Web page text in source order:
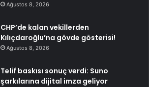
Ağustos 8, 2026
CHP’de kalan vekillerden
Kılıçdaroğlu’na gövde gösterisi!
Ağustos 8, 2026
Telif baskısı sonuç verdi: Suno
şarkılarına dijital imza geliyor